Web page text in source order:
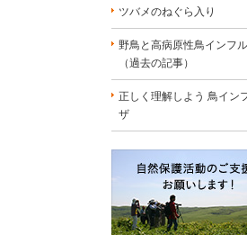
ツバメのねぐら入り
野鳥と高病原性鳥インフ
（過去の記事）
正しく理解しよう 鳥イン
ザ